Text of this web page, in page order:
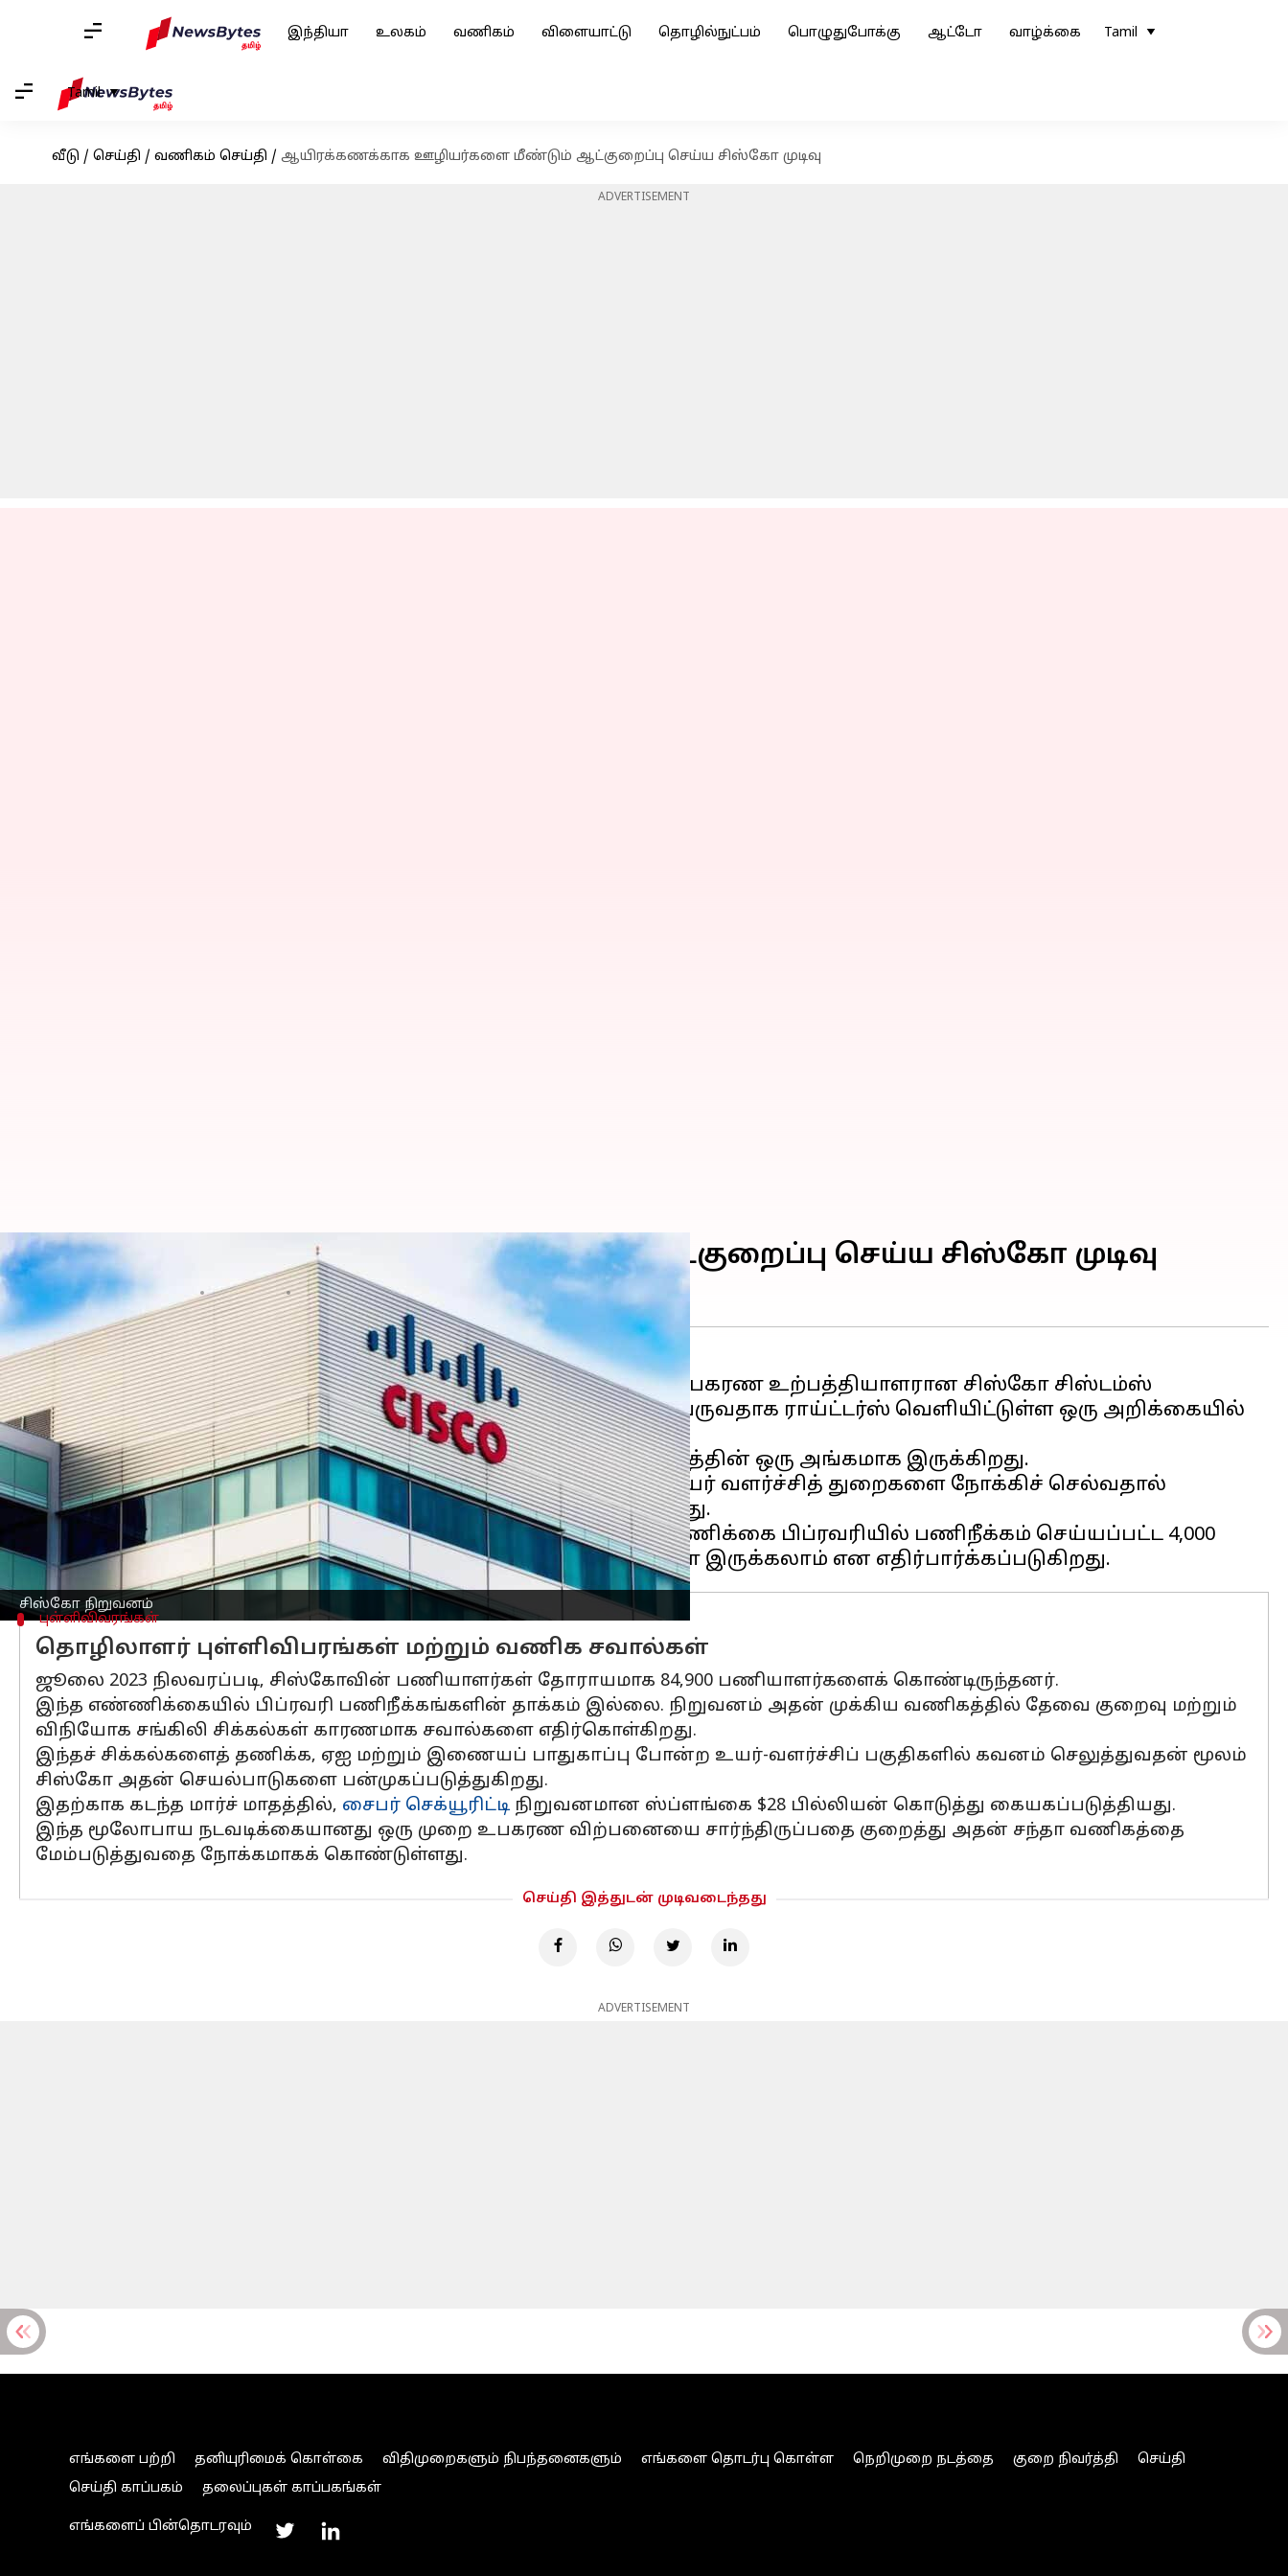
இந்தியா உலகம் வணிகம் விளையாட்டு தொழில்நுட்பம் பொழுதுபோக்கு ஆட்டோ வாழ்க்கை Tamil
Tamil
வீடு / செய்தி / வணிகம் செய்தி / ஆயிரக்கணக்காக ஊழியர்களை மீண்டும் ஆட்குறைப்பு செய்ய சிஸ்கோ முடிவு
ADVERTISEMENT
சிஸ்கோ நிறுவனம்
ஆயிரக்கணக்காக ஊழியர்களை மீண்டும் ஆட்குறைப்பு செய்ய சிஸ்கோ முடிவு
எழுதியவர் Sekar Chinnappan Aug 10, 2024 11:29 am
செய்தி முன்னோட்டம்
அமெரிக்காவை தளமாகக் கொண்ட புகழ்பெற்ற நெட்வொர்க்கிங் உபகரண உற்பத்தியாளரான சிஸ்கோ சிஸ்டம்ஸ்
குறிப்பிடத்தக்க அளவில் பணியாளர்களைக் குறைக்கத் தயாராகி வருவதாக ராய்ட்டர்ஸ் வெளியிட்டுள்ள ஒரு அறிக்கையில்
தெரிவித்துள்ளது.
இந்த நடவடிக்கை இந்த ஆண்டுபணிநீக்கத்தின்இரண்டாவது கட்டத்தின் ஒரு அங்கமாக இருக்கிறது.
செயற்கை நுண்ணறிவு (ஏஐ) மற்றும் சைபர் செக்யூரிட்டி போன்ற உயர் வளர்ச்சித் துறைகளை நோக்கிச் செல்வதால்
ஆயிரக்கணக்கான வேலைகளை நிறுத்த நிறுவனம் திட்டமிட்டுள்ளது.
இந்த ஆட்குறைப்பால் பாதிக்கப்படும் ஊழியர்களின் சரியான எண்ணிக்கை பிப்ரவரியில் பணிநீக்கம் செய்யப்பட்ட 4,000
புள்ளிவிவரங்கள்
தொழிலாளர் புள்ளிவிபரங்கள் மற்றும் வணிக சவால்கள்
ஜூலை 2023 நிலவரப்படி, சிஸ்கோவின் பணியாளர்கள் தோராயமாக 84,900 பணியாளர்களைக் கொண்டிருந்தனர்.
இந்த எண்ணிக்கையில் பிப்ரவரி பணிநீக்கங்களின் தாக்கம் இல்லை. நிறுவனம் அதன் முக்கிய வணிகத்தில் தேவை குறைவு மற்றும்
விநியோக சங்கிலி சிக்கல்கள் காரணமாக சவால்களை எதிர்கொள்கிறது.
இந்தச் சிக்கல்களைத் தணிக்க, ஏஐ மற்றும் இணையப் பாதுகாப்பு போன்ற உயர்-வளர்ச்சிப் பகுதிகளில் கவனம் செலுத்துவதன் மூலம்
சிஸ்கோ அதன் செயல்பாடுகளை பன்முகப்படுத்துகிறது.
இதற்காக கடந்த மார்ச் மாதத்தில், சைபர் செக்யூரிட்டி நிறுவனமான ஸ்ப்ளங்கை $28 பில்லியன் கொடுத்து கையகப்படுத்தியது.
இந்த மூலோபாய நடவடிக்கையானது ஒரு முறை உபகரண விற்பனையை சார்ந்திருப்பதை குறைத்து அதன் சந்தா வணிகத்தை
மேம்படுத்துவதை நோக்கமாகக் கொண்டுள்ளது.
செய்தி இத்துடன் முடிவடைந்தது
ADVERTISEMENT
எங்களை பற்றி தனியுரிமைக் கொள்கை விதிமுறைகளும் நிபந்தனைகளும் எங்களை தொடர்பு கொள்ள நெறிமுறை நடத்தை குறை நிவர்த்தி
செய்தி
செய்தி காப்பகம்
தலைப்புகள் காப்பகங்கள்
எங்களைப் பின்தொடரவும்